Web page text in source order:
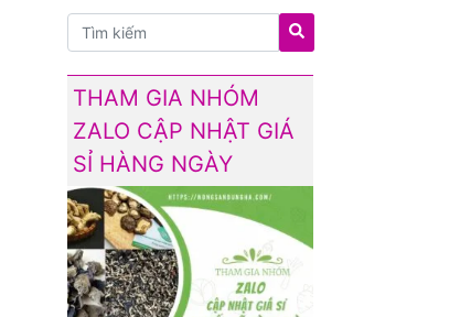
THAM GIA NHÓM
ZALO CẬP NHẬT GIÁ
SỈ HÀNG NGÀY